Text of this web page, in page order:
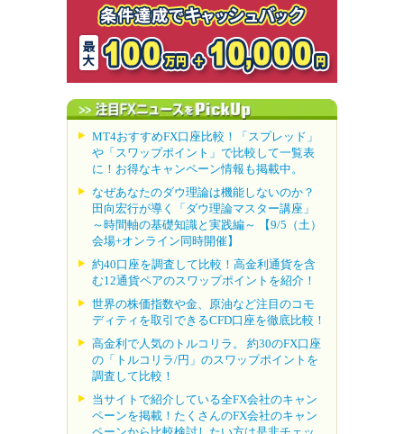
MT4おすすめFX口座比較！「スプレッド」
や「スワップポイント」で比較して一覧表
に！お得なキャンペーン情報も掲載中。
なぜあなたのダウ理論は機能しないのか？
田向宏行が導く「ダウ理論マスター講座」
～時間軸の基礎知識と実践編～ 【9/5（土）
会場+オンライン同時開催】
約40口座を調査して比較！高金利通貨を含
む12通貨ペアのスワップポイントを紹介！
世界の株価指数や金、原油など注目のコモ
ディティを取引できるCFD口座を徹底比較！
高金利で人気のトルコリラ。 約30のFX口座
の「トルコリラ/円」のスワップポイントを
調査して比較！
当サイトで紹介している全FX会社のキャン
ペーンを掲載！たくさんのFX会社のキャン